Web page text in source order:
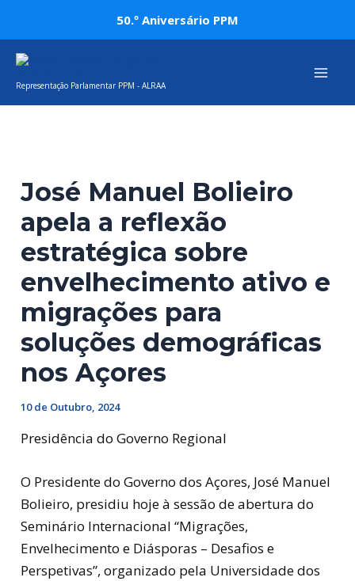
content
50.º Aniversário PPM
Representação Parlamentar PPM - ALRAA
José Manuel Bolieiro
apela a reflexão
estratégica sobre
envelhecimento ativo e
migrações para
soluções demográficas
nos Açores
10 de Outubro, 2024
Presidência do Governo Regional
O Presidente do Governo dos Açores, José Manuel
Bolieiro, presidiu hoje à sessão de abertura do
Seminário Internacional “Migrações,
Envelhecimento e Diásporas – Desafios e
Perspetivas”, organizado pela Universidade dos